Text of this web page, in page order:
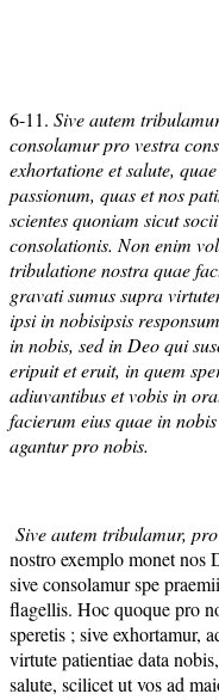
6-11. Sive autem
consolamur pro vestra
exhortatione et salute,
passionum, quas et nos
scientes quoniam sicut
consolationis. Non enim
tribulatione nostra quae
gravati sumus supra
ipsi in nobisipsis
in nobis, sed in Deo qui
eripuit et eruit, in quem
adiuvantibus et vobis in
facierum eius quae in
agantur pro nobis.
Sive autem tribulamur, pro
nostro exemplo monet nos
sive consolamur spe
flagellis. Hoc quoque pro
speretis ; sive exhortamur,
virtute patientiae data
salute, scilicet ut vos ad